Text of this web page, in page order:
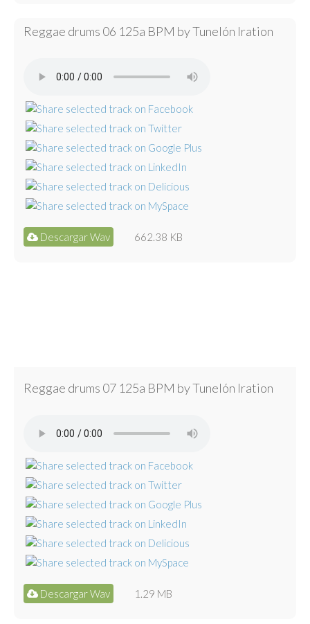
Reggae drums 06 125a BPM by Tunelón Iration
Descargar Wav 662.38 KB
Reggae drums 07 125a BPM by Tunelón Iration
Descargar Wav 1.29 MB